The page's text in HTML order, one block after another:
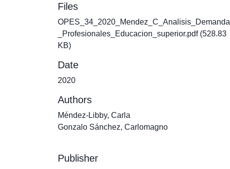
Files
OPES_34_2020_Mendez_C_Analisis_Demanda
_Profesionales_Educacion_superior.pdf(528.83
KB)
Date
2020
Authors
Méndez-Libby, Carla
Gonzalo Sánchez, Carlomagno
Publisher